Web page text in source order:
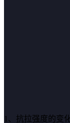
1、抗拉强度的变